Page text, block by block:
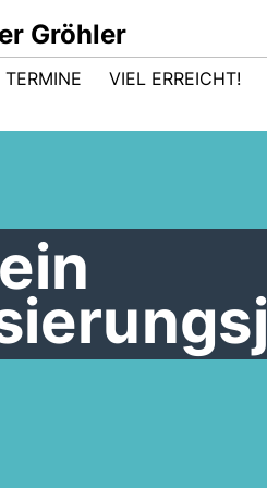
Gröhler
TERMINE VIEL ERREICHT!